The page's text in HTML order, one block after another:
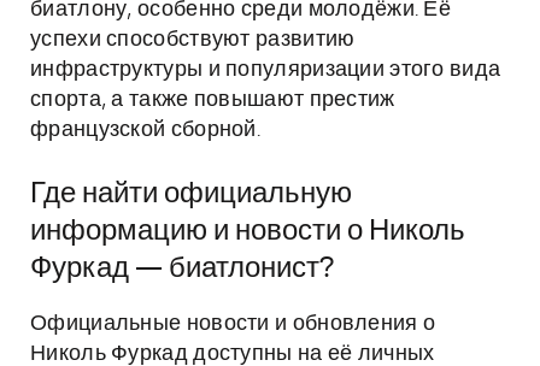
биатлону, особенно среди молодёжи. Её
успехи способствуют развитию
инфраструктуры и популяризации этого вида
спорта, а также повышают престиж
французской сборной.
Где найти официальную
информацию и новости о Николь
Фуркад — биатлонист?
Официальные новости и обновления о
Николь Фуркад доступны на её личных